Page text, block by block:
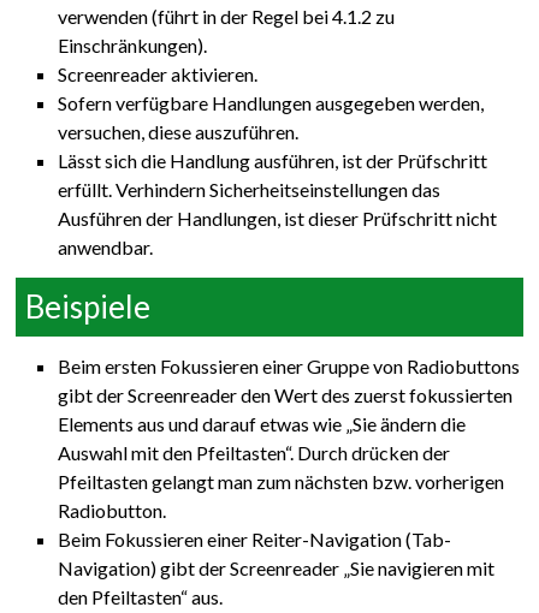
verwenden (führt in der Regel bei 4.1.2 zu
Einschränkungen).
Screenreader aktivieren.
Sofern verfügbare Handlungen ausgegeben werden,
versuchen, diese auszuführen.
Lässt sich die Handlung ausführen, ist der Prüfschritt
erfüllt. Verhindern Sicherheitseinstellungen das
Ausführen der Handlungen, ist dieser Prüfschritt nicht
anwendbar.
Beispiele
Beim ersten Fokussieren einer Gruppe von Radiobuttons
gibt der Screenreader den Wert des zuerst fokussierten
Elements aus und darauf etwas wie „Sie ändern die
Auswahl mit den Pfeiltasten“. Durch drücken der
Pfeiltasten gelangt man zum nächsten bzw. vorherigen
Radiobutton.
Beim Fokussieren einer Reiter-Navigation (Tab-
Navigation) gibt der Screenreader „Sie navigieren mit
den Pfeiltasten“ aus.